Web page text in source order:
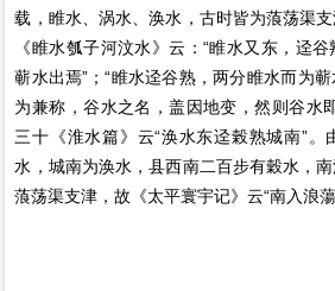
载，睢水、涡水、涣水，古时皆为蒗荡渠
《睢水瓠子河汶水》云：“睢水又东，迳
蕲水出焉”；“睢水迳谷熟，两分睢水而为
为兼称，谷水之名，盖因地变，然则谷水
三十《淮水篇》云“涣水东迳榖熟城南”
水，城南为涣水，县西南二百步有穀水，
蒗荡渠支津，故《太平寰宇记》云“南入浪蕩